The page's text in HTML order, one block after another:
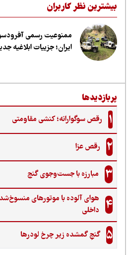
نظر کاربران
ممنوعیت رسمی آفرودسواری
ایران؛ جزییات ابلاغیه جدید
رقص سوگوارانه؛ کنشی مقاومتی
رقص عزا
مبارزه با جست‌وجوی گنج‌
هوای آلوده با موتورهای منسوخ‌شده و
داخلی
گنجِ گمشده زیر چرخ لودرها